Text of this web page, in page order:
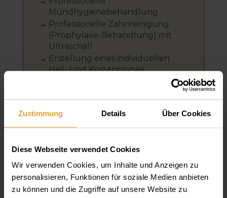
Zustimmung Details Über Cookies
Diese Webseite verwendet Cookies
Wir verwenden Cookies, um Inhalte und Anzeigen zu
personalisieren, Funktionen für soziale Medien anbieten
zu können und die Zugriffe auf unsere Website zu
Mundhygienebehandlung
Professionelle Zahnreinigung
(Prophylaxe-Behandlung) mit
Ultraschall
Erstellung eines individuellen
Heil- und Kostenplanes
IHR PREISVORTEIL VON
BIS ZU 70%